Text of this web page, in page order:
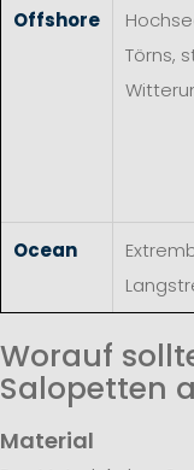
Offshore
Törns,
Ocean
Worauf
Salopetten
Material